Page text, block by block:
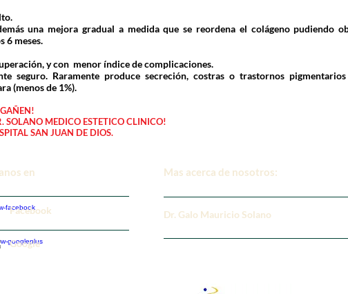
una mejora gradual a medida que se reordena el colágeno pudiendo
6 meses.
y con menor índice de complicaciones.
seguro. Raramente produce secreción, costras o trastornos
(menos de 1%).
SOLANO MEDICO ESTETICO CLINICO!
SAN JUAN DE DIOS.
en
Facebook
Mas acerca de nosotros:
Dr. Galo Mauricio Solano
Google